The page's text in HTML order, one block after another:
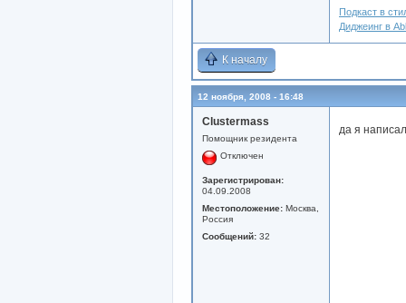
Подкаст в
Диджеинг в
К началу
12 ноября, 2008 - 16:48
Clustermass
Помощник резидента
Отключен
Зарегистрирован:
04.09.2008
Местоположение: Москва,
Россия
Сообщений: 32
да я